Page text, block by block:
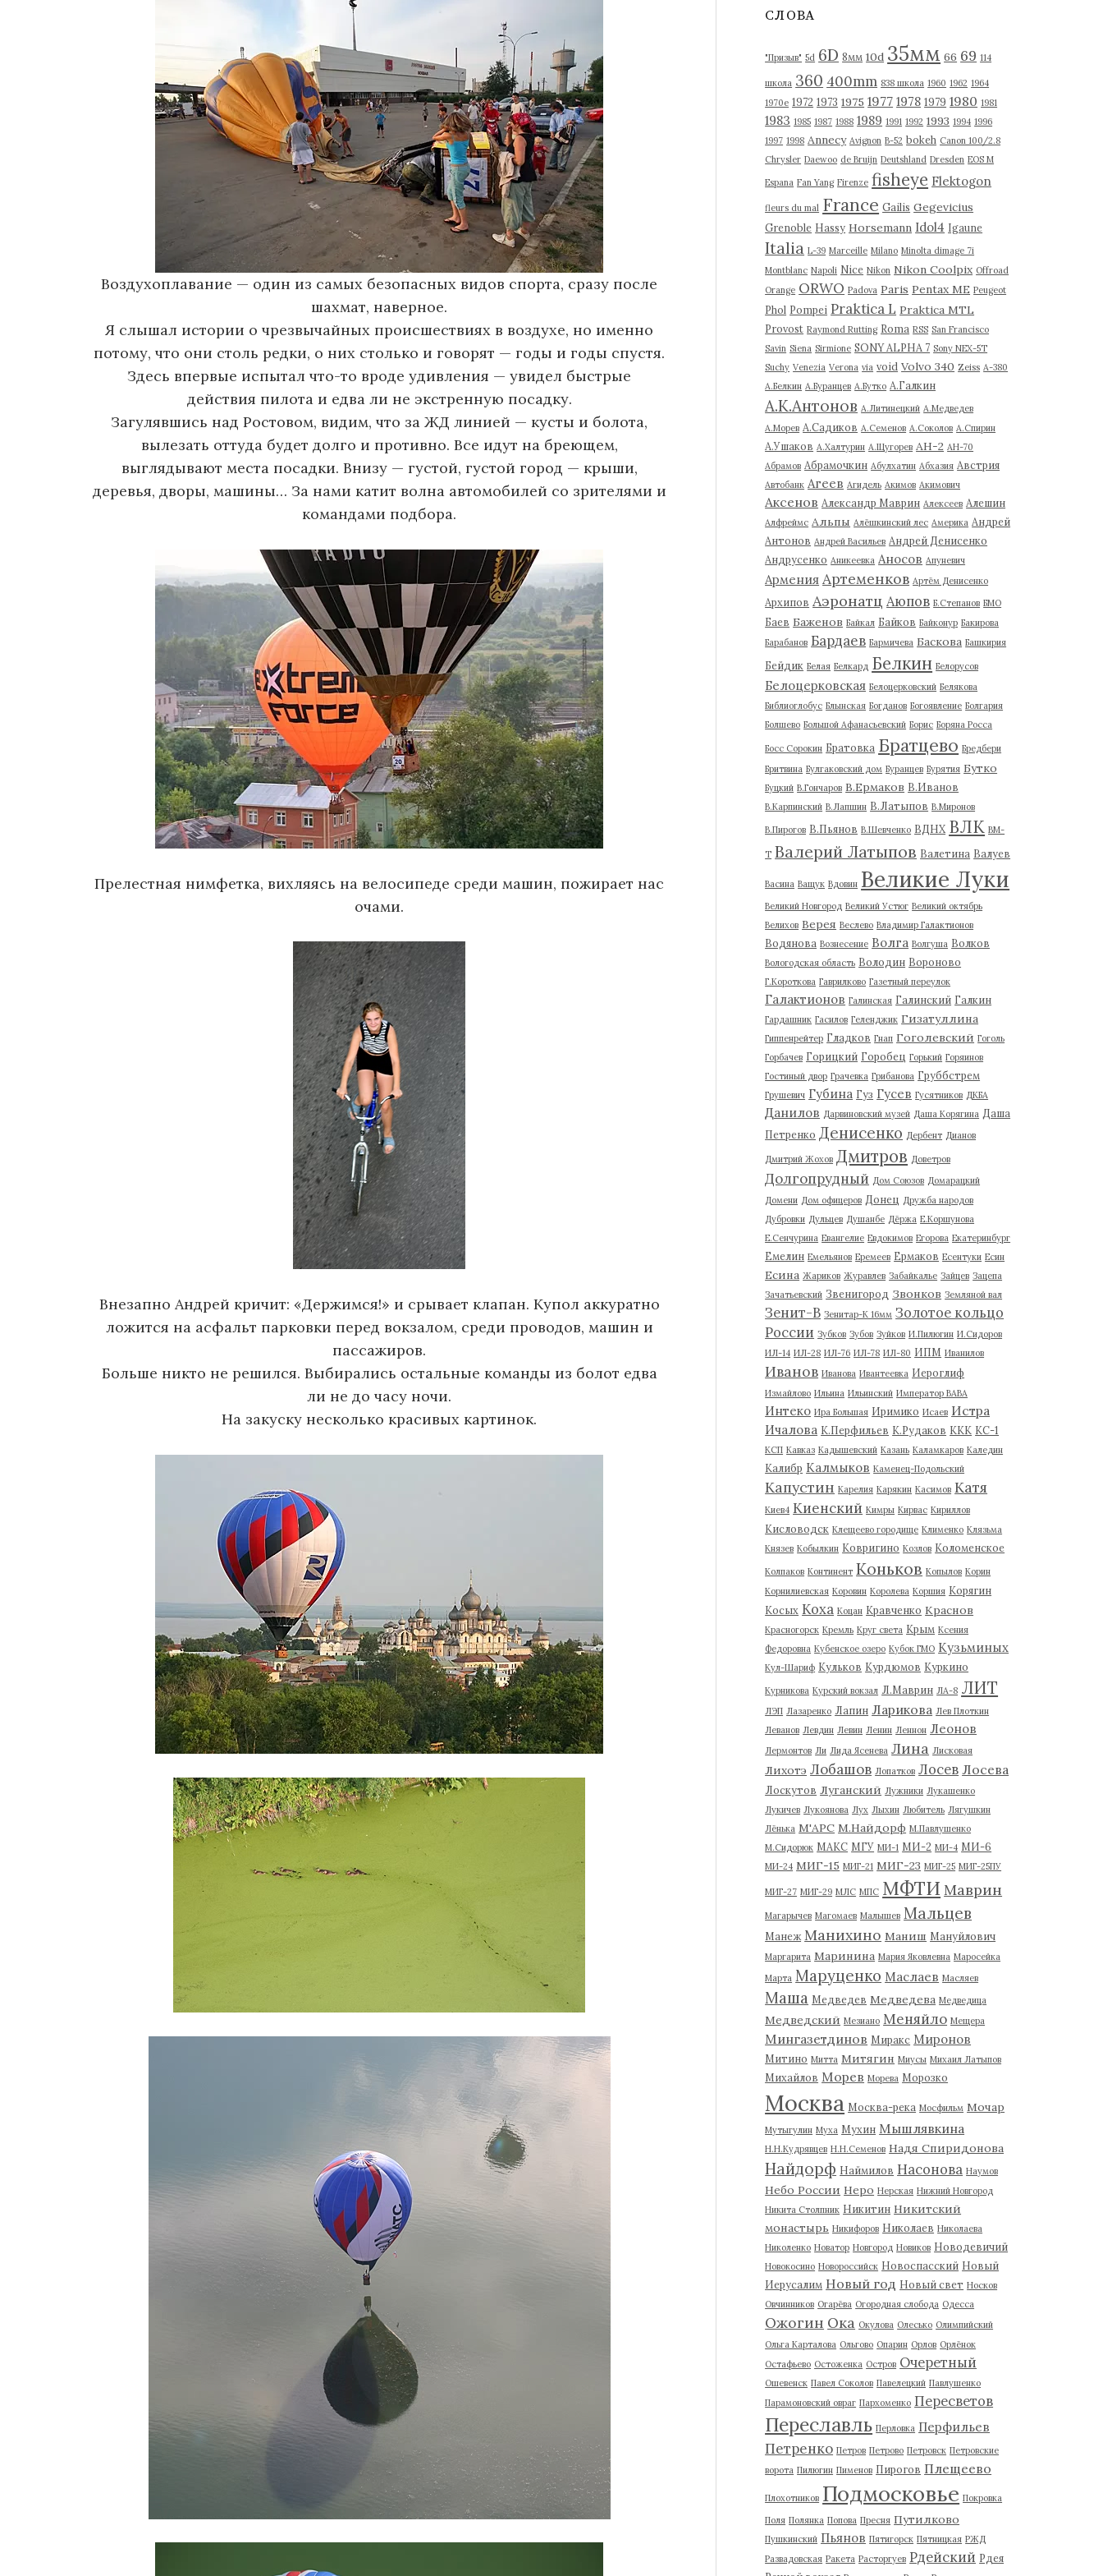
Воздухоплавание — один из самых безопасных видов спорта, сразу после
шахмат, наверное.
Я слышал истории о чрезвычайных происшествиях в воздухе, но именно
потому, что они столь редки, о них столько и говорят — годы и годы спустя.
Здесь впервые испытал что-то вроде удивления — увидел быстрые
действия пилота и едва ли не экстренную посадку.
Загулявшись над Ростовом, видим, что за ЖД линией — кусты и болота,
вылезать оттуда будет долго и противно. Все идут на бреющем,
выглядывают места посадки. Внизу — густой, густой город — крыши,
деревья, дворы, машины… За нами катит волна автомобилей со зрителями и
командами подбора.
Прелестная нимфетка, вихляясь на велосипеде среди машин, пожирает нас
очами.
Внезапно Андрей кричит: «Держимся!» и срывает клапан. Купол аккуратно
ложится на асфальт парковки перед вокзалом, среди проводов, машин и
пассажиров.
Больше никто не решился. Выбирались остальные команды из болот едва
ли не до часу ночи.
На закуску несколько красивых картинок.
в
СЛОВА
"Призыв" 5d 6D 8мм 10d 35мм 66 69 114
школа 360 400mm 838 школа 1960 1962 1964
1970е 1972 1973 1975 1977 1978 1979 1980 1981
1983 1985 1987 1988 1989 1991 1992 1993 1994 1996
1997 1998 Annecy Avignon B-52 bokeh Canon 100/2.8
Chrysler Daewoo de Bruijn Deutshland Dresden EOS M
Espana Fan Yang Firenze fisheye Flektogon
fleurs du mal France Gailis Gegevicius
Grenoble Hassy Horsemann Idol4 Igaune
Italia L-39 Marceille Milano Minolta dimage 7i
Montblanc Napoli Nice Nikon Nikon Coolpix Offroad
Orange ORWO Padova Paris Pentax ME Peugeot
Phol Pompei Praktica L Praktica MTL
Provost Raymond Rutting Roma RSS San Francisco
Savin Siena Sirmione SONY ALPHA 7 Sony NEX-5T
Suchy Venezia Verona via void Volvo 340 Zeiss А-380
А.Белкин А.Буранцев А.Бутко А.Галкин
А.К.Антонов А.Литинецкий А.Медведев
А.Морев А.Садиков А.Семенов А.Соколов А.Спирин
А.Ушаков А.Халтурин А.Щугорев АН-2 АН-70
Абрамов Абрамочкин Абулхатин Абхазия Австрия
Автобанк Агеев Агидель Акимов Акимович
Аксенов Александр Маврин Алексеев Алешин
Алфреймс Альпы Алёшкинский лес Америка Андрей
Антонов Андрей Васильев Андрей Денисенко
Андрусенко Аникеевка Аносов Апуневич
Армения Артеменков Артём Денисенко
Архипов Аэронатц Аюпов Б.Степанов БМО
Баев Баженов Байкал Байков Байконур Бакирова
Барабанов Бардаев Бармичева Баскова Башкирия
Бейдик Белая Белкард Белкин Белорусов
Белоцерковская Белоцерковский Белякова
Библиоглобус Блынская Богданов Богоявление Болгария
Болшево Большой Афанасьевский Борис Боряна Росса
Босс Сорокин Братовка Братцево Бредбери
Бритвина Булгаковский дом Буранцев Бурятия Бутко
Буцкий В.Гончаров В.Ермаков В.Иванов
В.Карпинский В.Лапшин В.Латыпов В.Миронов
В.Пирогов В.Пьянов В.Шевченко ВДНХ ВЛК ВМ-
Т Валерий Латыпов Валетина Валуев
Васина Ващук Вдовин Великие Луки
Великий Новгород Великий Устюг Великий октябрь
Велихов Верея Веслево Владимир Галактионов
Водянова Вознесение Волга Волгуша Волков
Вологодская область Володин Вороново
Г.Короткова Гаврилково Газетный переулок
Галактионов Галинская Галинский Галкин
Гардашник Гасилов Геленджик Гизатуллина
Гиппенрейтер Гладков Гнап Гоголевский Гоголь
Горбачев Горицкий Горобец Горький Горяинов
Гостиный двор Грачевка Грибанова Груббстрем
Грушевич Губина Гуз Гусев Гусятников ДКБА
Данилов Дарвиновский музей Даша Корягина Даша
Петренко Денисенко Дербент Дианов
Дмитрий Жохов Дмитров Доветров
Долгопрудный Дом Союзов Домарацкий
Домени Дом офицеров Донец Дружба народов
Дубровки Дульцев Душанбе Дёржа Е.Коршунова
Е.Сенчурина Евангелие Евдокимов Егорова Екатеринбург
Емелин Емельянов Еремеев Ермаков Есентуки Есин
Есина Жариков Журавлев Забайкалье Зайцев Зацепа
Зачатьевский Звенигород Звонков Земляной вал
Зенит-В Зенитар-К 16мм Золотое кольцо
России Зубков Зубов Зуйков И.Пилюгин И.Сидоров
ИЛ-14 ИЛ-28 ИЛ-76 ИЛ-78 ИЛ-80 ИПМ Иванилов
Иванов Иванова Ивантеевка Иероглиф
Измайлово Ильина Ильинский Император ВАВА
Интеко Ира Большая Иримико Исаев Истра
Ичалова К.Перфильев К.Рудаков ККК КС-1
КСП Кавказ Кадышевский Казань Каламкаров Каледин
Калибр Калмыков Каменец-Подольский
Капустин Карелия Карякин Касимов Катя
Киев4 Киенский Кимры Кирвас Кириллов
Кисловодск Клещеево городище Клименко Клязьма
Князев Кобылкин Ковригино Козлов Коломенское
Колпаков Континент Коньков Копылов Корин
Корнилиевская Коровин Королева Коршия Корягин
Косых Коха Коцан Кравченко Краснов
Красногорск Кремль Круг света Крым Ксения
Федоровна Кубенское озеро Кубок ГМО Кузьминых
Кул-Шариф Кульков Курдюмов Куркино
Курникова Курский вокзал Л.Маврин ЛА-8 ЛИТ
ЛЭП Лазаренко Лапин Ларикова Лев Плоткин
Леванов Левдин Левин Ленин Леннон Леонов
Лермонтов Ли Лида Ясенева Лина Лисковая
Лихотэ Лобашов Лопатков Лосев Лосева
Лоскутов Луганский Лужники Лукашенко
Лукичев Лукоянова Лух Лыхин Любитель Лягушкин
Лёнька М'АРС М.Найдорф М.Павлушенко
М.Сидорюк МАКС МГУ МИ-1 МИ-2 МИ-4 МИ-6
МИ-24 МИГ-15 МИГ-21 МИГ-23 МИГ-25 МИГ-25ПУ
МИГ-27 МИГ-29 МЛС МПС МФТИ Маврин
Магарычев Магомаев Малышев Мальцев
Манеж Манихино Маниш Мануйлович
Маргарита Маринина Мария Яковлевна Маросейка
Марта Маруценко Маслаев Масляев
Маша Медведев Медведева Медведица
Медведский Мезиано Меняйло Мещера
Мингазетдинов Миракс Миронов
Митино Митта Митягин Миусы Михаил Латыпов
Михайлов Морев Морева Морозко
Москва Москва-река Мосфильм Мочар
Мутыгулин Муха Мухин Мышлявкина
Н.Н.Кудрявцев Н.Н.Семенов Надя Спиридонова
Найдорф Наймилов Насонова Наумов
Небо России Неро Нерская Нижний Новгород
Никита Столпник Никитин Никитский
монастырь Никифоров Николаев Николаева
Николенко Новатор Новгород Новиков Новодевичий
Новокосино Новороссийск Новоспасский Новый
Иерусалим Новый год Новый свет Носков
Овчинников Огарёва Огородная слобода Одесса
Ожогин Ока Окулова Олесько Олимпийский
Ольга Карталова Ольгово Опарин Орлов Орлёнок
Остафьево Остоженка Остров Очеретный
Ошевенск Павел Соколов Павелецкий Павлушенко
Парамоновский овраг Пархоменко Пересветов
Переславль Перловка Перфильев
Петренко Петров Петрово Петровск Петровские
ворота Пилюгин Пименов Пирогов Плещеево
Плохотников Подмосковье Покровка
Поля Полянка Попова Пресня Путилково
Пушкинский Пьянов Пятигорск Пятницкая РЖД
Развадовская Ракета Расторгуев Рдейский Рдея